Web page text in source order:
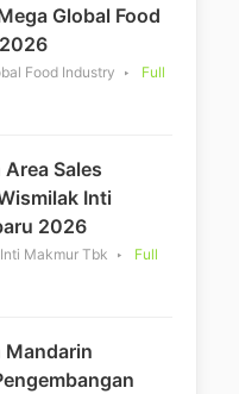
Global Food
Food Industry
Full
Sales
Inti
2026
Makmur Tbk
Full
Mandarin